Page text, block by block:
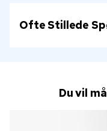
Ofte Stillede
Du vil